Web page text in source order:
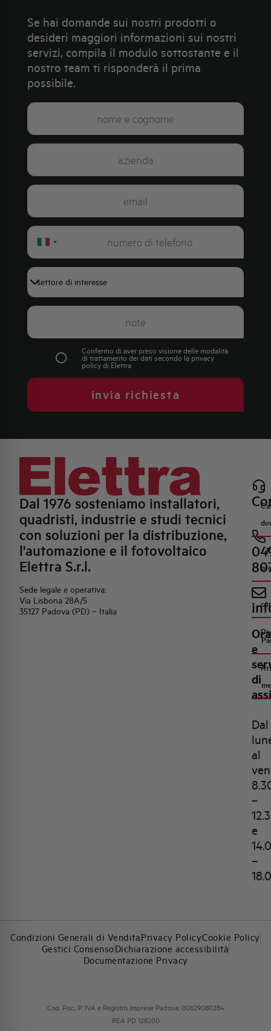
Se hai domande sui nostri prodotti o
desideri maggiori informazioni sui nostri
servizi, compila il modulo sottostante e il
nostro team ti risponderà il prima
possibile.
Italy
Confermo di aver preso visione delle modalità
di trattamento dei dati secondo la privacy
policydi Elettra
invia richiesta
Dal 1976 sosteniamo installatori,
quadristi, industrie e studi tecnici
con soluzioni per la distribuzione,
l'automazione e il fotovoltaico
Elettra S.r.l.
Sede legale e operativa:
Via Lisbona 28A/5
35127 Padova (PD) – Italia
e
di
Dal
al
–
e
–
Condizioni Generali di VenditaPrivacy PolicyCookie Policy
Gestici ConsensoDichiarazione accessibilità
Documentazione Privacy
Cod. Fisc., P. IVA e Registro Imprese Padova: 00629080284
REA PD 128200